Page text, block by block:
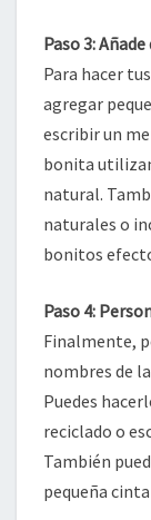
Paso 3:
Para hacer
agregar
escribir un
bonita
natural.
naturales o
bonitos
Paso 4:
Finalmente,
nombres de
Puedes
reciclado o
También
pequeña